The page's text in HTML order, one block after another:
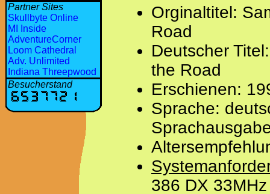
Partner Sites
Skullbyte Online
MI Inside
AdventureCorner
Loom Cathedral
Adv. Unlimited
Indiana Threepwood
Besucherstand
Orginaltitel:
Road
Deutscher
the Road
Erschienen:
Sprache:
386 DX 33MHz